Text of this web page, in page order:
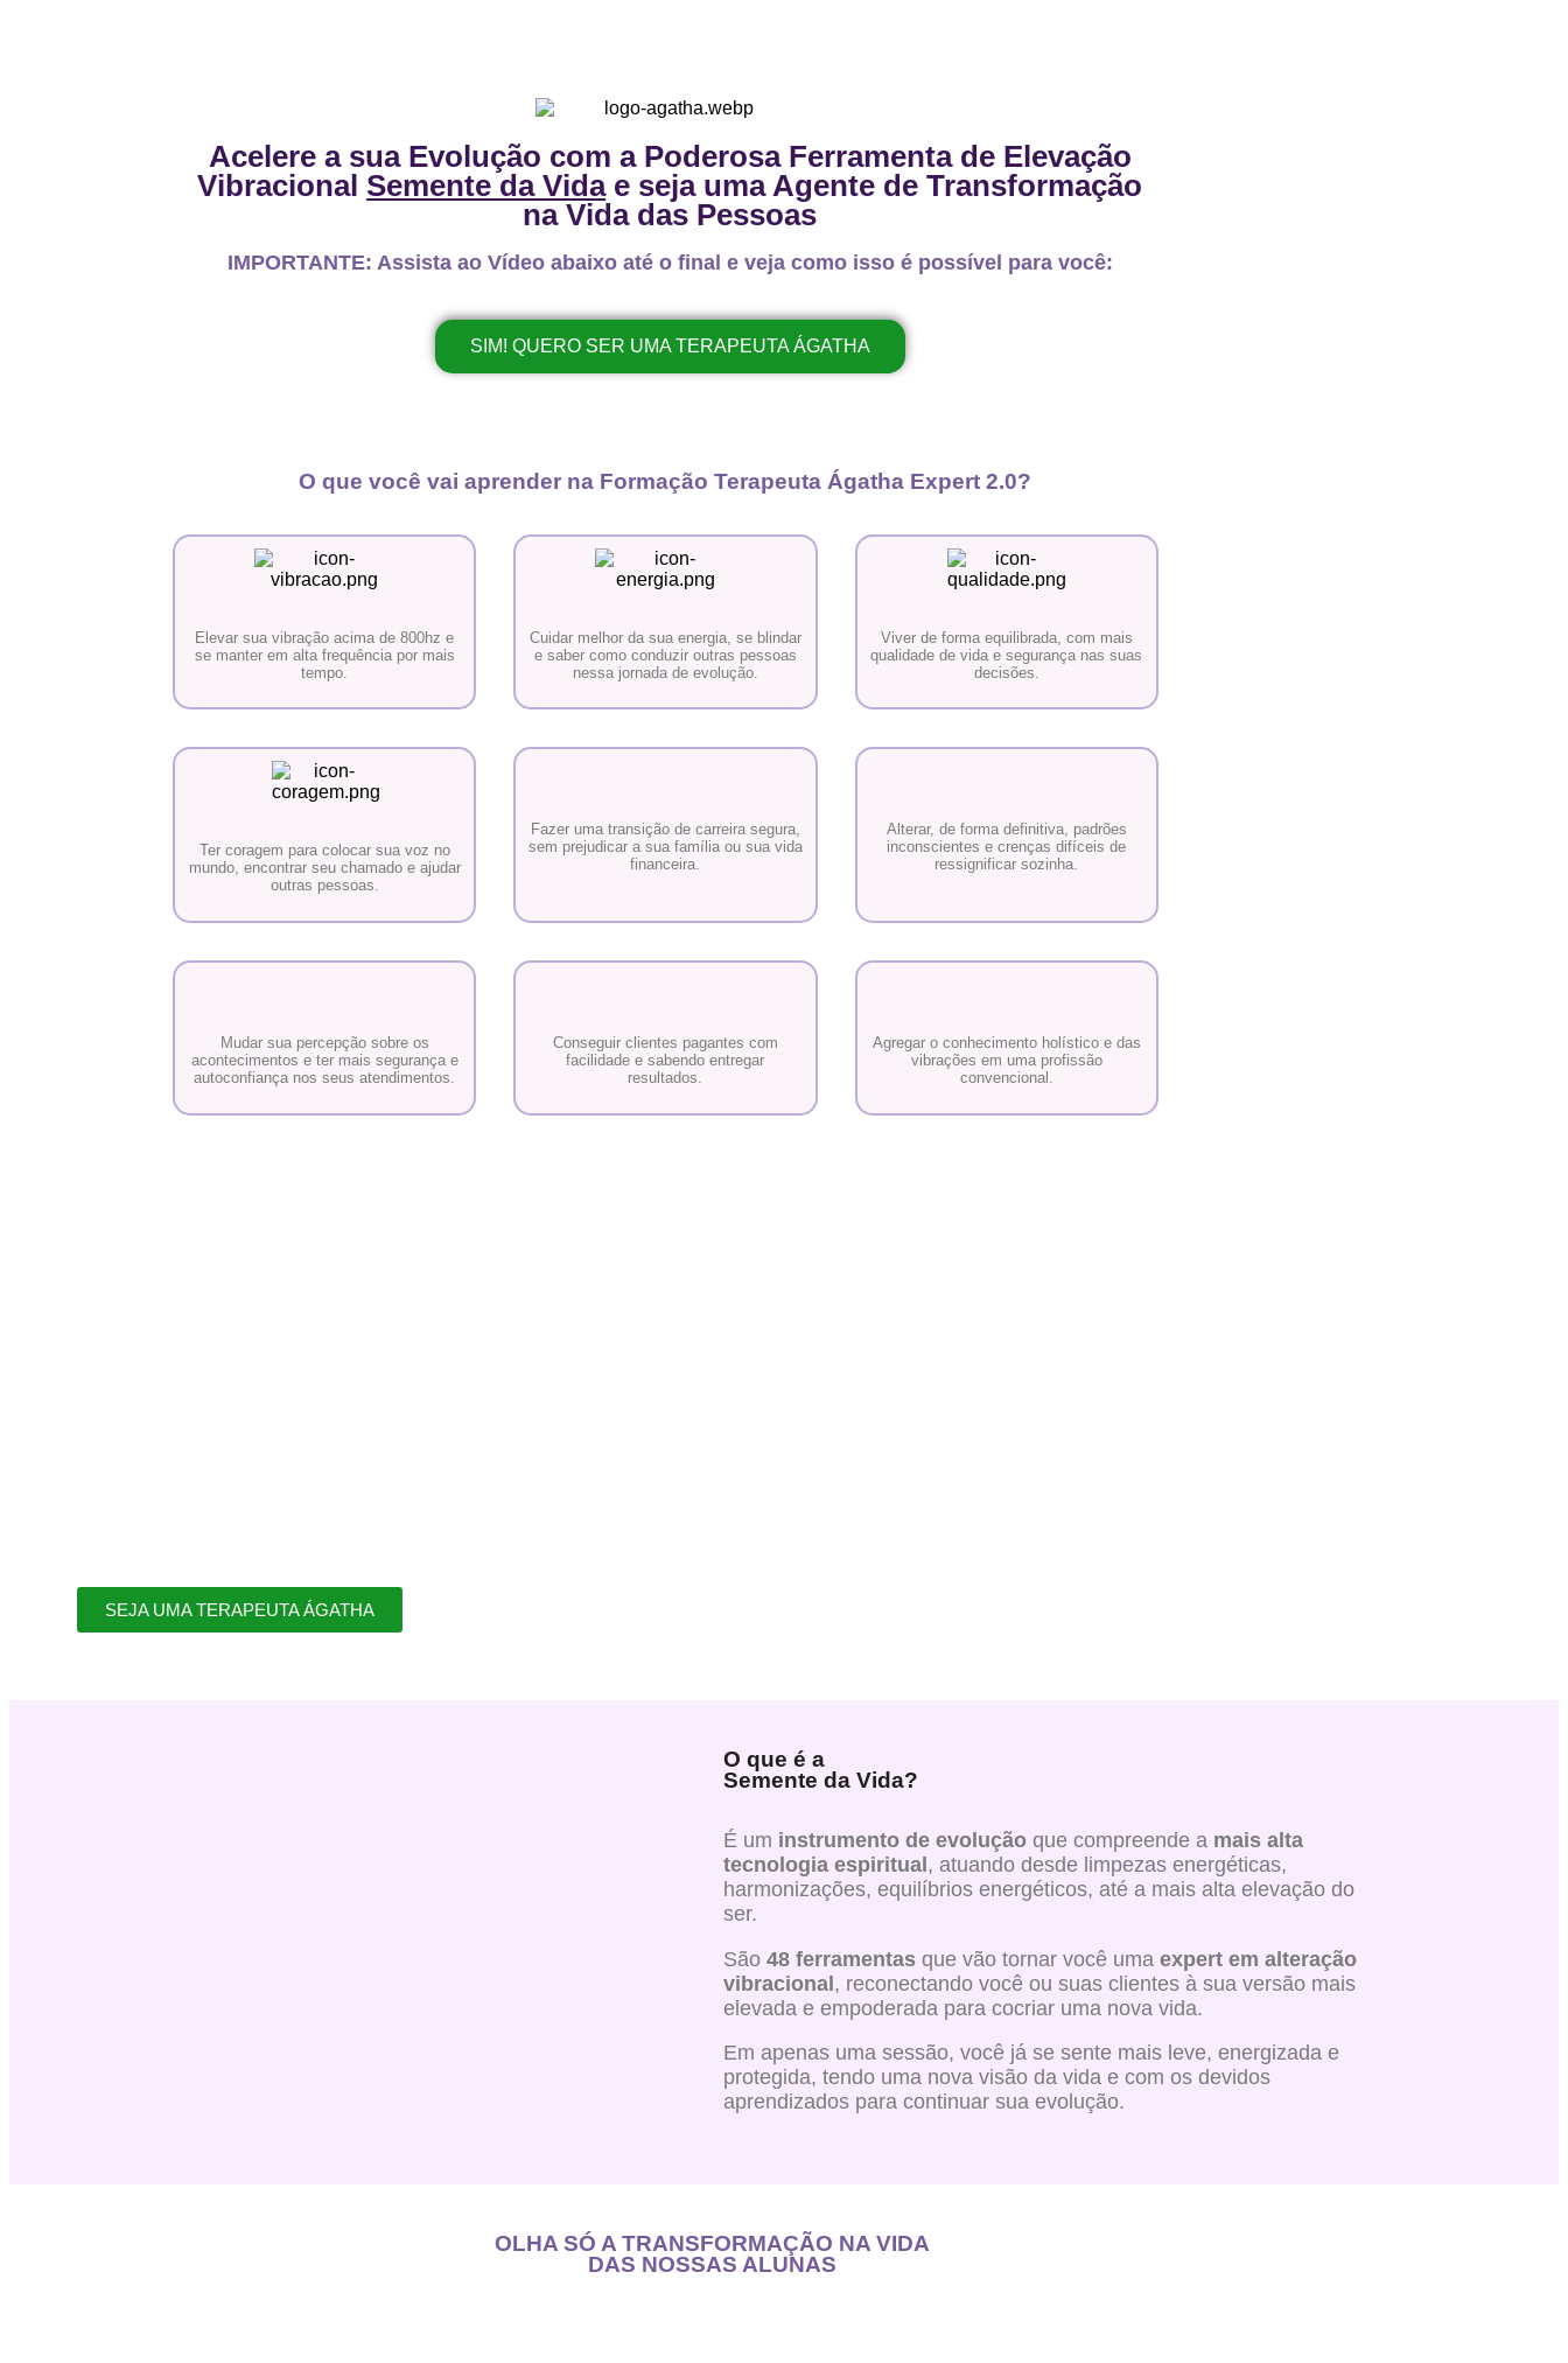
Acelere a sua Evolução com a Poderosa Ferramenta de Elevação
Vibracional Semente da Vidae seja uma Agente de Transformação
na Vida das Pessoas
IMPORTANTE: Assista ao Vídeo abaixo até o final e veja como isso é possível para você:
SIM! QUERO SER UMA TERAPEUTA ÁGATHA
O que você vai aprender na Formação Terapeuta Ágatha Expert 2.0?
Elevar sua vibração acima de 800hz e
se manter em alta frequência por mais
tempo.
Cuidar melhor da sua energia, se blindar
e saber como conduzir outras pessoas
nessa jornada de evolução.
Viver de forma equilibrada, com mais
qualidade de vida e segurança nas suas
decisões.
Ter coragem para colocar sua voz no
mundo, encontrar seu chamado e ajudar
outras pessoas.
Fazer uma transição de carreira segura,
sem prejudicar a sua família ou sua vida
financeira.
Alterar, de forma definitiva, padrões
inconscientes e crenças difíceis de
ressignificar sozinha.
Mudar sua percepção sobre os
acontecimentos e ter mais segurança e
autoconfiança nos seus atendimentos.
Conseguir clientes pagantes com
facilidade e sabendo entregar
resultados.
Agregar o conhecimento holístico e das
vibrações em uma profissão
convencional.
SEJA UMA TERAPEUTA ÁGATHA
O que é a
Semente da Vida?
É um instrumento de evoluçãoque compreende a mais alta
tecnologia espiritual , atuando desde limpezas energéticas,
harmonizações, equilíbrios energéticos, até a mais alta elevação do
ser.
São 48 ferramentasque vão tornar você uma expert em alteração
vibracional, reconectando você ou suas clientes à sua versão mais
elevada e empoderada para cocriar uma nova vida.
Em apenas uma sessão, você já se sente mais leve, energizada e
protegida, tendo uma nova visão da vida e com os devidos
aprendizados para continuar sua evolução.
OLHA SÓ A TRANSFORMAÇÃO NA VIDA
DAS NOSSAS ALUNAS